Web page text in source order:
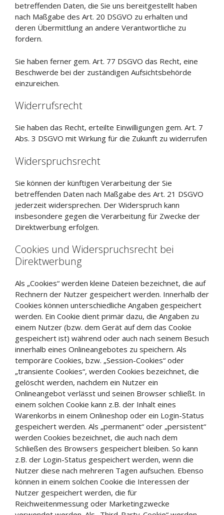
betreffenden Daten, die Sie uns bereitgestellt haben
nach Maßgabe des Art. 20 DSGVO zu erhalten und
deren Übermittlung an andere Verantwortliche zu
fordern.
Sie haben ferner gem. Art. 77 DSGVO das Recht, eine
Beschwerde bei der zuständigen Aufsichtsbehörde
einzureichen.
Widerrufsrecht
Sie haben das Recht, erteilte Einwilligungen gem. Art. 7
Abs. 3 DSGVO mit Wirkung für die Zukunft zu widerrufen
Widerspruchsrecht
Sie können der künftigen Verarbeitung der Sie
betreffenden Daten nach Maßgabe des Art. 21 DSGVO
jederzeit widersprechen. Der Widerspruch kann
insbesondere gegen die Verarbeitung für Zwecke der
Direktwerbung erfolgen.
Cookies und Widerspruchsrecht bei
Direktwerbung
Als „Cookies“ werden kleine Dateien bezeichnet, die auf
Rechnern der Nutzer gespeichert werden. Innerhalb der
Cookies können unterschiedliche Angaben gespeichert
werden. Ein Cookie dient primär dazu, die Angaben zu
einem Nutzer (bzw. dem Gerät auf dem das Cookie
gespeichert ist) während oder auch nach seinem Besuch
innerhalb eines Onlineangebotes zu speichern. Als
temporäre Cookies, bzw. „Session-Cookies“ oder
„transiente Cookies“, werden Cookies bezeichnet, die
gelöscht werden, nachdem ein Nutzer ein
Onlineangebot verlässt und seinen Browser schließt. In
einem solchen Cookie kann z.B. der Inhalt eines
Warenkorbs in einem Onlineshop oder ein Login-Status
gespeichert werden. Als „permanent“ oder „persistent“
werden Cookies bezeichnet, die auch nach dem
Schließen des Browsers gespeichert bleiben. So kann
z.B. der Login-Status gespeichert werden, wenn die
Nutzer diese nach mehreren Tagen aufsuchen. Ebenso
können in einem solchen Cookie die Interessen der
Nutzer gespeichert werden, die für
Reichweitenmessung oder Marketingzwecke